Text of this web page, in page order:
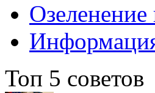
Топ 5 советов